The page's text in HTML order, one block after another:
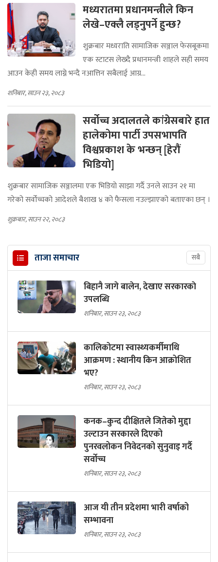
मध्यरातमा प्रधानमन्त्रीले किन
लेखे–एक्लै लड्नुपर्ने हुन्छ?
शुक्रबार मध्यराति सामाजिक सञ्जाल फेसबूकमा
एक स्टाटस लेख्दै प्रधानमन्त्री शाहले सही समय
आउन केही समय लाग्ने भन्दै नआत्तिन सबैलाई आग्र...
शनिबार, साउन २३, २०८३
सर्वोच्च अदालतले कांग्रेसबारे हात
हालेकोमा पार्टी उपसभापति
विश्वप्रकाश के भन्छन् [हेरौं
भिडियो]
शुक्रबार सामाजिक सञ्जालमा एक भिडियो साझा गर्दै उनले साउन २१ मा
गरेको सर्वोच्चको आदेशले बैशाख ४ को फैसला नउल्झाएको बताएका छन् ।
शुक्रबार, साउन २२, २०८३
ताजा समाचार सबै
बिहानै जागे बालेन, देखाए सरकारकाे
उपलब्धि
शनिबार, साउन २३, २०८३
कालिकोटमा स्वास्थ्यकर्मीमाथि
आक्रमण : स्थानीय किन आक्रोशित
भए?
शनिबार, साउन २३, २०८३
कनक–कुन्द दीक्षितले जितेको मुद्दा
उल्टाउन सरकारले दिएको
पुनरवलोकन निवेदनको सुनुवाइ गर्दै
सर्वोच्च
शनिबार, साउन २३, २०८३
आज यी तीन प्रदेशमा भारी वर्षाको
सम्भावना
शनिबार, साउन २३, २०८३